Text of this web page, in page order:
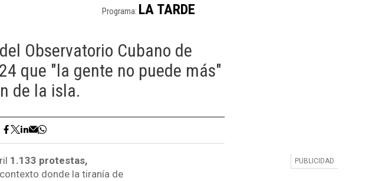
Programa: LA TARDE
Observatorio Cubano de
que "la gente no puede más"
de la isla.
1.133 protestas,
donde la tiranía de